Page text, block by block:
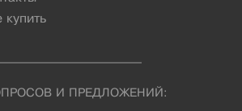
купить
И ПРЕДЛОЖЕНИЙ: